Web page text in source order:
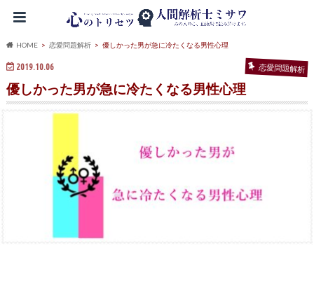
HOME 恋愛問題解析 優しかった男が急に冷たくなる男性心理
2019.10.06 恋愛問題解析
優しかった男が急に冷たくなる男性心理